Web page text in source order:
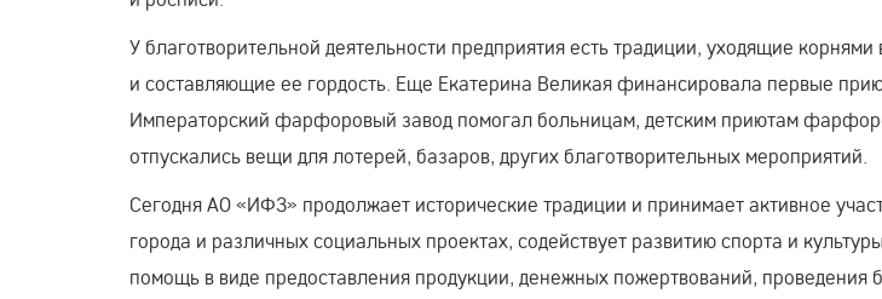
У благотворительной деятельности предприятия есть традиции, уходящие
и составляющие ее гордость. Еще Екатерина Великая финансировала первые
Императорский фарфоровый завод помогал больницам, детским приютам
отпускались вещи для лотерей, базаров, других благотворительных мероприятий.
СегодняАО «ИФЗ» продолжает исторические традиции и принимает активное
города и различных социальных проектах, содействует развитию спорта и
помощь в виде предоставления продукции, денежных пожертвований, проведения